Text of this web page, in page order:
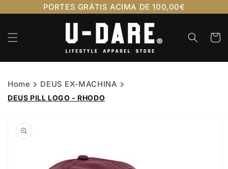
PORTES GRÁTIS ACIMA DE 100,00€
Home DEUS EX-MACHINA
DEUS PILL LOGO - RHODO
informação
do produto